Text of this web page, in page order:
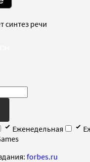
синтез речи
Еженедельная
forbes.ru